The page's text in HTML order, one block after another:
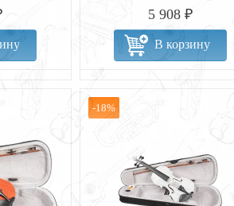
5 908 ₽
В корзину
-18%